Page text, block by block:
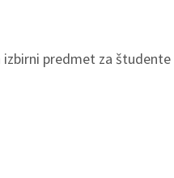
predmet za